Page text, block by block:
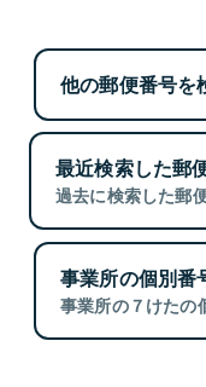
他の郵便番号を
最近検索した郵
過去に検索した郵
事業所の個別番
事業所の７けたの